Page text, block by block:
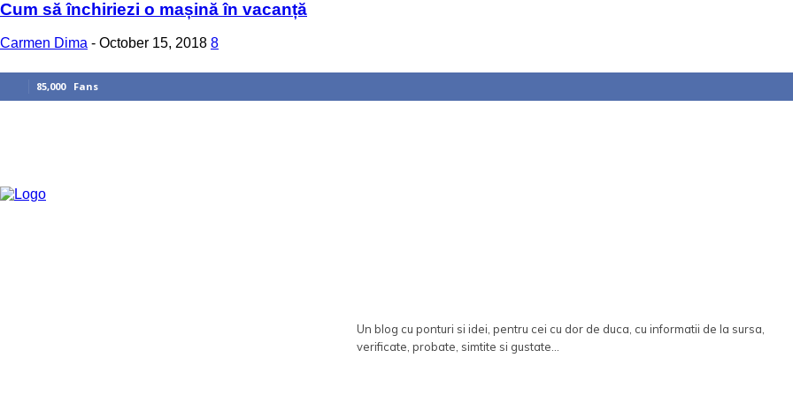
Cum să închiriezi o mașină în vacanță
Carmen Dima - October 15, 2018 8
85,000 Fans
Un blog cu ponturi si idei, pentru cei cu dor de duca, cu informatii de la sursa,
verificate, probate, simtite si gustate...